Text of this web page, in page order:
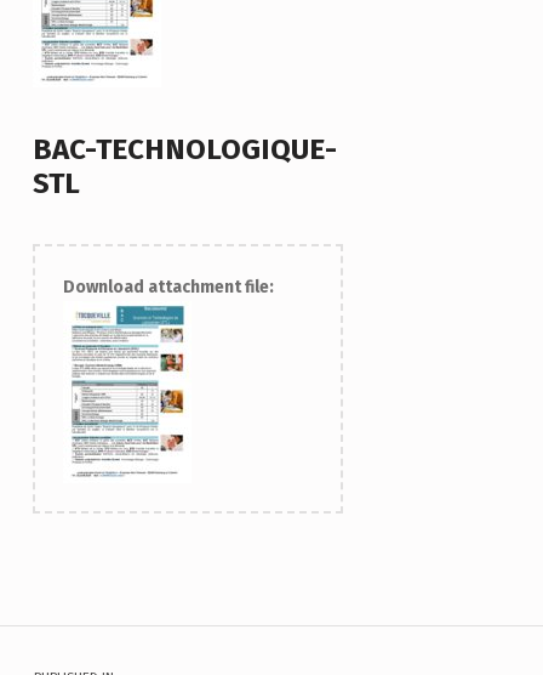
BAC-TECHNOLOGIQUE-
STL
Download attachment file:
Navigation de l’article